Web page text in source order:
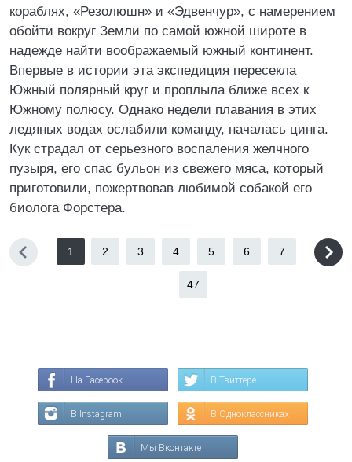
кораблях, «Резолюшн» и «Эдвенчур», с намерением
обойти вокруг Земли по самой южной широте в
надежде найти воображаемый южный континент.
Впервые в истории эта экспедиция пересекла
Южный полярный круг и проплыла ближе всех к
Южному полюсу. Однако недели плавания в этих
ледяных водах ослабили команду, началась цинга.
Кук страдал от серьезного воспаления желчного
пузыря, его спас бульон из свежего мяса, который
приготовили, пожертвовав любимой собакой его
биолога Форстера.
1 2 3 4 5 6 7
47
На Facebook В Твиттере
В Instagram В Одноклассниках
Мы Вконтакте